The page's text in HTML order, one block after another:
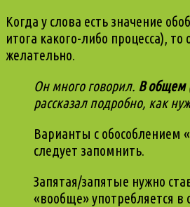
Когда у слова есть значение
итога какого-либо процесса), то
желательно.
Он много говорил. В общем
рассказал подробно, как
Варианты с обособлением
следует запомнить.
Запятая/запятые нужно
«вообще» употребляется в